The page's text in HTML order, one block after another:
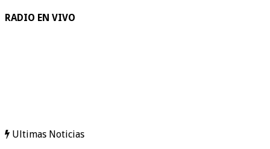
RADIO EN VIVO
Ultimas Noticias